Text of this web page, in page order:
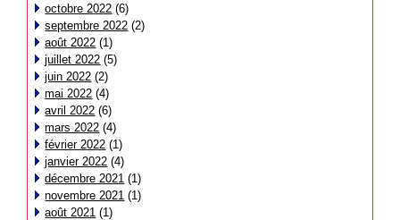
octobre 2022 (6)
septembre 2022 (2)
août 2022 (1)
juillet 2022 (5)
juin 2022 (2)
mai 2022 (4)
avril 2022 (6)
mars 2022 (4)
février 2022 (1)
janvier 2022 (4)
décembre 2021 (1)
novembre 2021 (1)
août 2021 (1)